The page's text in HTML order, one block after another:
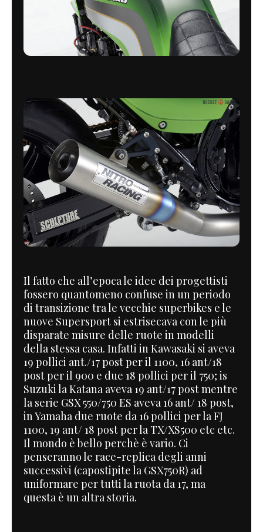
Il fatto che all’epoca le idee dei progettisti
fossero quantomeno confuse in un periodo
di transizione tra le vecchie superbikes e le
nuove Supersport si estrisecava con le più
disparate misure delle ruote in modelli
della stessa casa. Infatti in Kawasaki si aveva
19 pollici ant./17 post per il 1100, 16 ant/18
post per il 900 e due 18 pollici per il 750; is
Suzuki la Katana aveva 19 ant/17 post mentre
la serie GSX 550/750 ES aveva 16 ant/ 18 post,
in Yamaha due ruote da 16 pollici per la FJ
1100, 19 ant/ 18 post per la TX/XS500 etc etc.
Il mondo è bello perchè è vario. Ci
penseranno le race-replica degli anni
successivi (capostipite la GSX750R) ad
uniformare per tutti la ruota da 17, ma
questa è un altra storia.